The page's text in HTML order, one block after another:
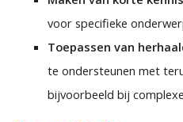
voor specifieke
Toepassen van
te ondersteunen met
bijvoorbeeld bij